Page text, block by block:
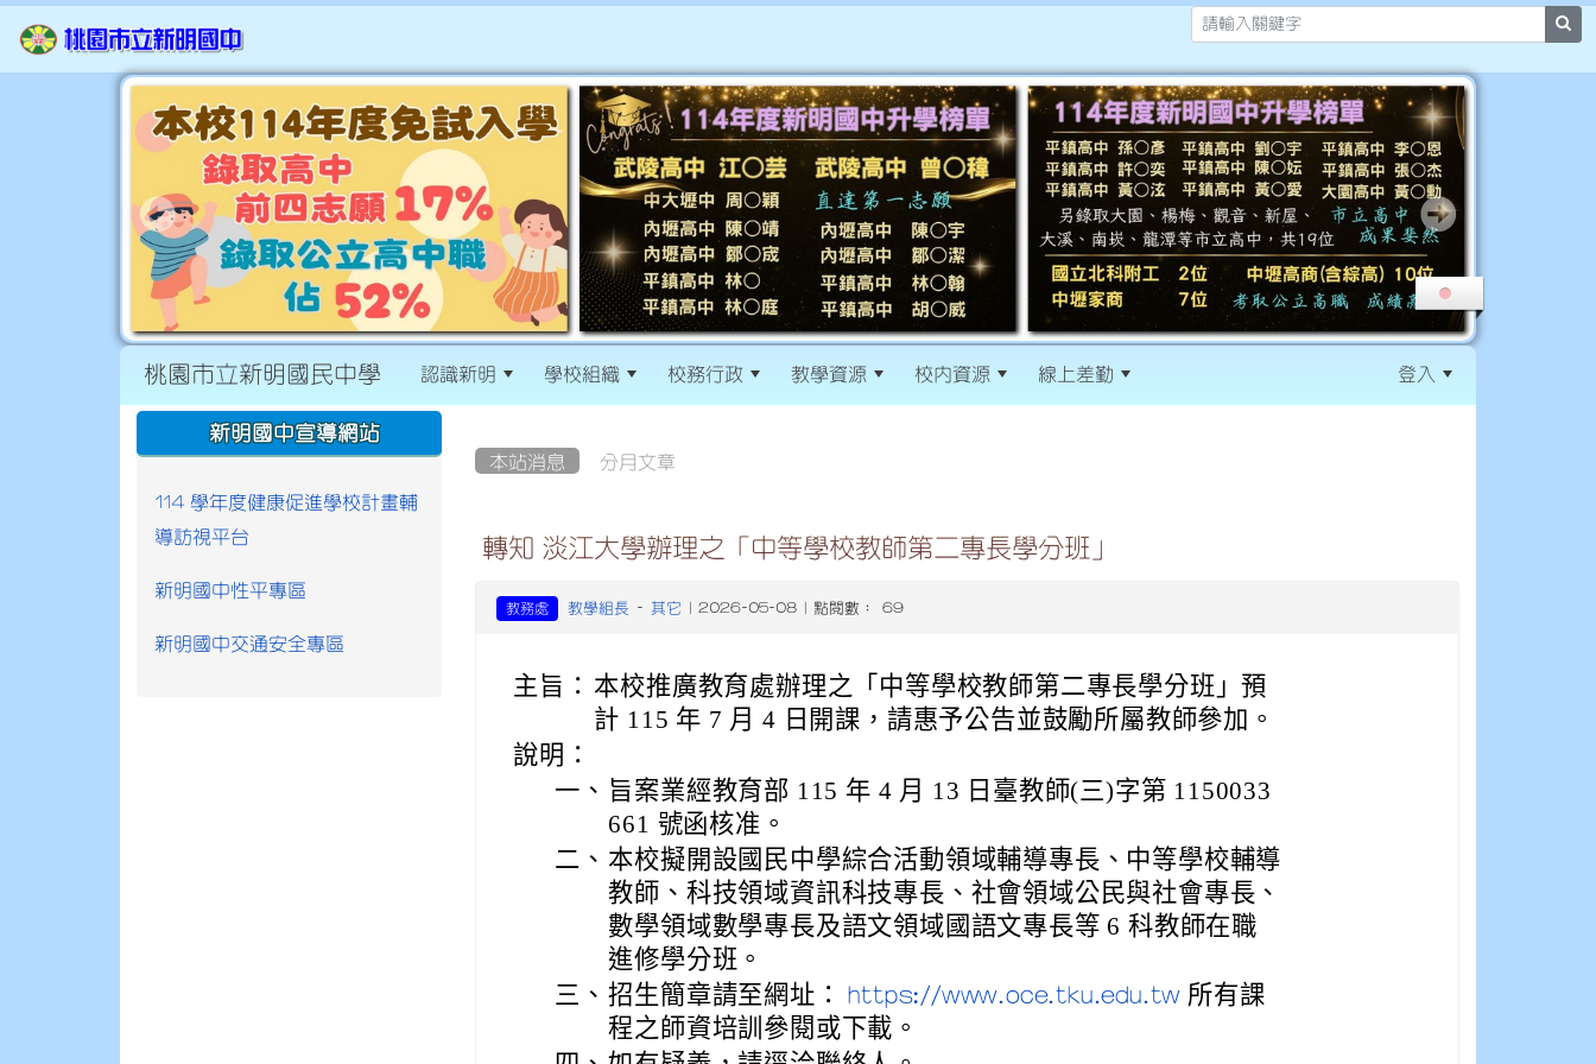
桃園市立新明國民中學 認識新明 學校組織 校務行政 教學資源 校內資源 線上差勤 登入
本站消息 分月文章
轉知 淡江大學辦理之「中等學校教師第二專長學分班」
教務處 教學組長 - 其它 | 2026-05-08 | 點閱數： 69
主旨： 本校推廣教育處辦理之「中等學校教師第二專長學分班」預
計 115 年 7 月 4 日開課，請惠予公告並鼓勵所屬教師參加。
說明：
一、 旨案業經教育部 115 年 4 月 13 日臺教師(三)字第 1150033
661 號函核准。
二、 本校擬開設國民中學綜合活動領域輔導專長、中等學校輔導
教師、科技領域資訊科技專長、社會領域公民與社會專長、
數學領域數學專長及語文領域國語文專長等 6 科教師在職
進修學分班。
三、 招生簡章請至網址：https://www.oce.tku.edu.tw 所有課
程之師資培訓參閱或下載。
:::
新明國中宣導網站
114 學年度健康促進學校計畫輔
導訪視平台
新明國中性平專區
新明國中交通安全專區